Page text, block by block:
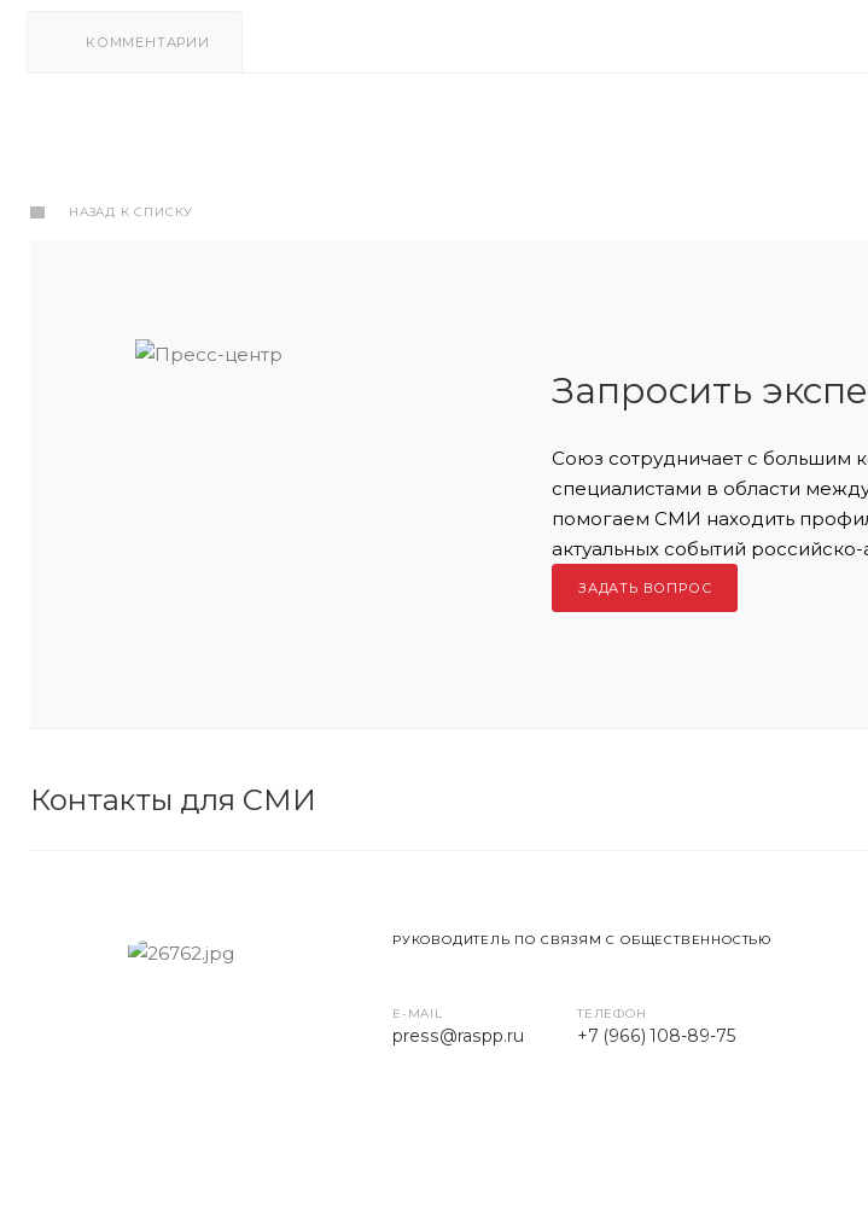
КОММЕНТАРИИ
НАЗАД К СПИСКУ
Запросить
Союз сотрудничает с большим
специалистами в области
помогаем СМИ находить
актуальных событий
ЗАДАТЬ ВОПРОС
Контакты для СМИ
РУКОВОДИТЕЛЬ ПО СВЯЗЯМ С ОБЩЕСТВЕННОСТЬЮ
E-MAIL
press@raspp.ru
ТЕЛЕФОН
+7 (966) 108-89-75